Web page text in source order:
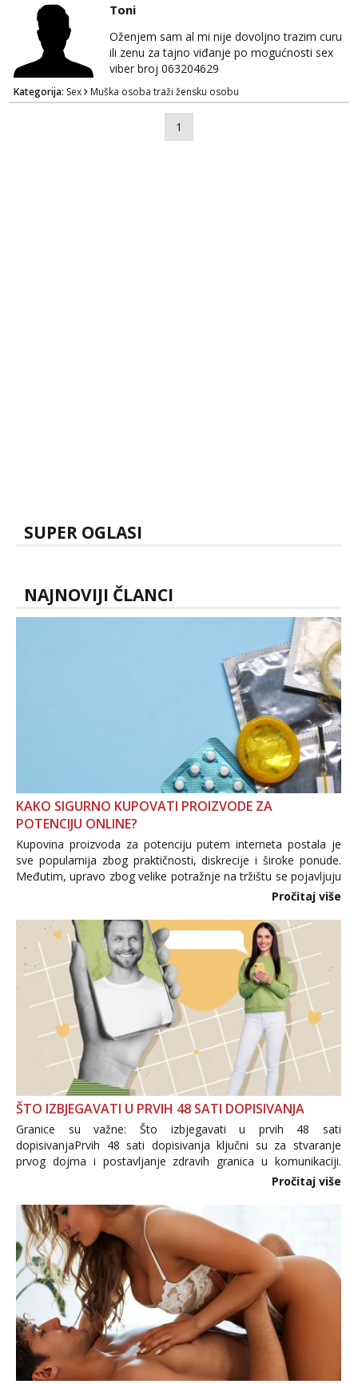
Toni
Oženjem sam al mi nije dovoljno trazim curu
ili zenu za tajno viđanje po mogućnosti sex
viber broj 063204629
Kategorija: Sex Muška osoba traži žensku osobu
1
SUPER OGLASI
NAJNOVIJI ČLANCI
KAKO SIGURNO KUPOVATI PROIZVODE ZA
POTENCIJU ONLINE?
Kupovina proizvoda za potenciju putem interneta postala je
sve popularnija zbog praktičnosti, diskrecije i široke ponude.
Međutim, upravo zbog velike potražnje na tržištu se pojavljuju
i brojni krivotvoreni proizvodi, nepouzdane internetske
Pročitaj više
ŠTO IZBJEGAVATI U PRVIH 48 SATI DOPISIVANJA
Granice su važne: Što izbjegavati u prvih 48 sati
dopisivanjaPrvih 48 sati dopisivanja ključni su za stvaranje
prvog dojma i postavljanje zdravih granica u komunikaciji.
Važno je izbjeći prebrzo otkrivanje osobnih ili intimnih
informacija, jer nepoznata osoba još nije zaslužila to
povjerenje. Takođe...
Pročitaj više